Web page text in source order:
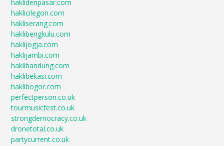
haklidenpasar.com
haklicilegon.com
hakliserang.com
haklibengkulu.com
haklijogja.com
haklijambi.com
haklibandung.com
haklibekasi.com
haklibogor.com
perfectperson.co.uk
tourmusicfest.co.uk
strongdemocracy.co.uk
dronetotal.co.uk
partycurrent.co.uk